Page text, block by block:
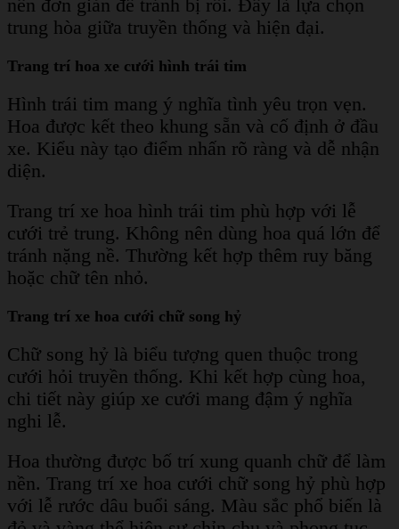
nên đơn giản để tránh bị rối. Đây là lựa chọn
trung hòa giữa truyền thống và hiện đại.
Trang trí hoa xe cưới hình trái tim
Hình trái tim mang ý nghĩa tình yêu trọn vẹn.
Hoa được kết theo khung sẵn và cố định ở đầu
xe. Kiểu này tạo điểm nhấn rõ ràng và dễ nhận
diện.
Trang trí xe hoa hình trái tim phù hợp với lễ
cưới trẻ trung. Không nên dùng hoa quá lớn để
tránh nặng nề. Thường kết hợp thêm ruy băng
hoặc chữ tên nhỏ.
Trang trí xe hoa cưới chữ song hỷ
Chữ song hỷ là biểu tượng quen thuộc trong
cưới hỏi truyền thống. Khi kết hợp cùng hoa,
chi tiết này giúp xe cưới mang đậm ý nghĩa
nghi lễ.
Hoa thường được bố trí xung quanh chữ để làm
nền. Trang trí xe hoa cưới chữ song hỷ phù hợp
với lễ rước dâu buổi sáng. Màu sắc phổ biến là